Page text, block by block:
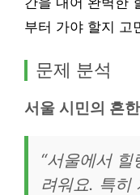
부터 가야 할지 고
문제 분석
서울 시민의 흔
“서울에서
려워요. 특히